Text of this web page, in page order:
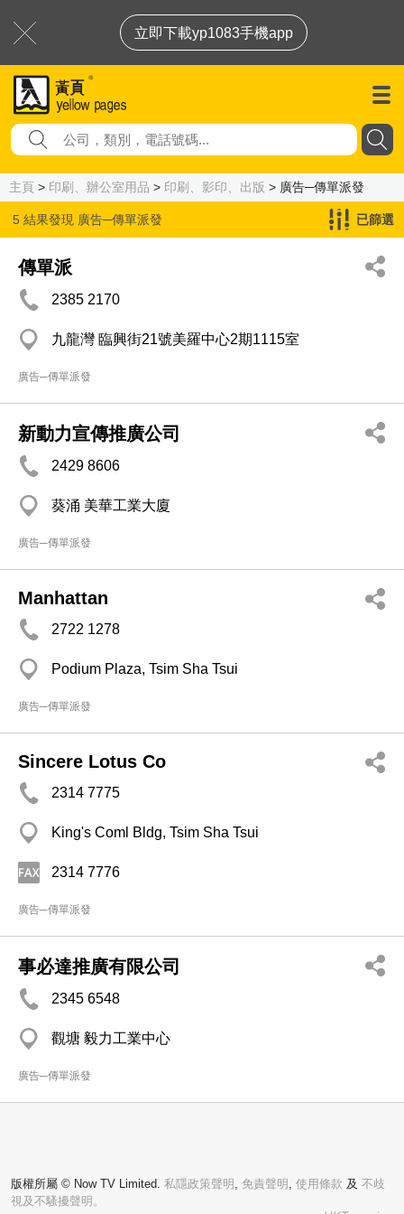
立即下載yp1083手機app
主頁 > 印刷、辦公室用品 > 印刷、影印、出版 > 廣告─傳單派發
5 結果發現 廣告─傳單派發 已篩選
傳單派
2385 2170
九龍灣 臨興街21號美羅中心2期1115室
廣告─傳單派發
新動力宣傳推廣公司
2429 8606
葵涌 美華工業大廈
廣告─傳單派發
Manhattan
2722 1278
Podium Plaza, Tsim Sha Tsui
廣告─傳單派發
Sincere Lotus Co
2314 7775
King's Coml Bldg, Tsim Sha Tsui
2314 7776
廣告─傳單派發
事必達推廣有限公司
2345 6548
觀塘 毅力工業中心
廣告─傳單派發
版權所屬 © Now TV Limited. 私隱政策聲明 , 免責聲明 , 使用條款 及 不歧
視及不騷擾聲明。